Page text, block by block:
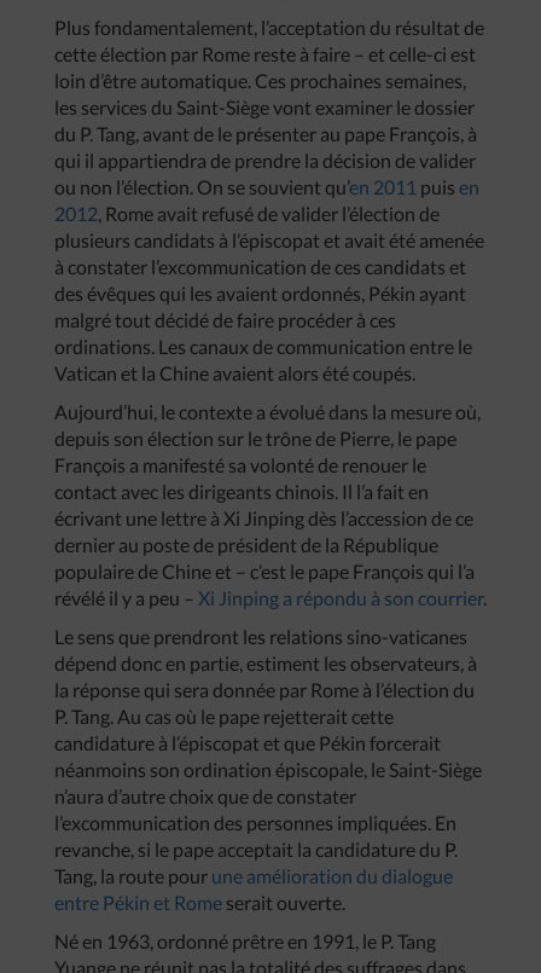
Plus fondamentalement, l’acceptation du résultat de
cette élection par Rome reste à faire – et celle-ci est
loin d’être automatique. Ces prochaines semaines,
les services du Saint-Siège vont examiner le dossier
du P. Tang, avant de le présenter au pape François, à
qui il appartiendra de prendre la décision de valider
ou non l’élection. On se souvient qu’en 2011 puis en
2012, Rome avait refusé de valider l’élection de
plusieurs candidats à l’épiscopat et avait été amenée
à constater l’excommunication de ces candidats et
des évêques qui les avaient ordonnés, Pékin ayant
malgré tout décidé de faire procéder à ces
ordinations. Les canaux de communication entre le
Vatican et la Chine avaient alors été coupés.
Aujourd’hui, le contexte a évolué dans la mesure où,
depuis son élection sur le trône de Pierre, le pape
François a manifesté sa volonté de renouer le
contact avec les dirigeants chinois. Il l’a fait en
écrivant une lettre à Xi Jinping dès l’accession de ce
dernier au poste de président de la République
populaire de Chine et – c’est le pape François qui l’a
révélé il y a peu – Xi Jinping a répondu à son courrier.
Le sens que prendront les relations sino-vaticanes
dépend donc en partie, estiment les observateurs, à
la réponse qui sera donnée par Rome à l’élection du
P. Tang. Au cas où le pape rejetterait cette
candidature à l’épiscopat et que Pékin forcerait
néanmoins son ordination épiscopale, le Saint-Siège
n’aura d’autre choix que de constater
l’excommunication des personnes impliquées. En
revanche, si le pape acceptait la candidature du P.
Tang, la route pour une amélioration du dialogue
entre Pékin et Rome serait ouverte.
Né en 1963, ordonné prêtre en 1991, le P. Tang
Yuange ne réunit pas la totalité des suffrages dans